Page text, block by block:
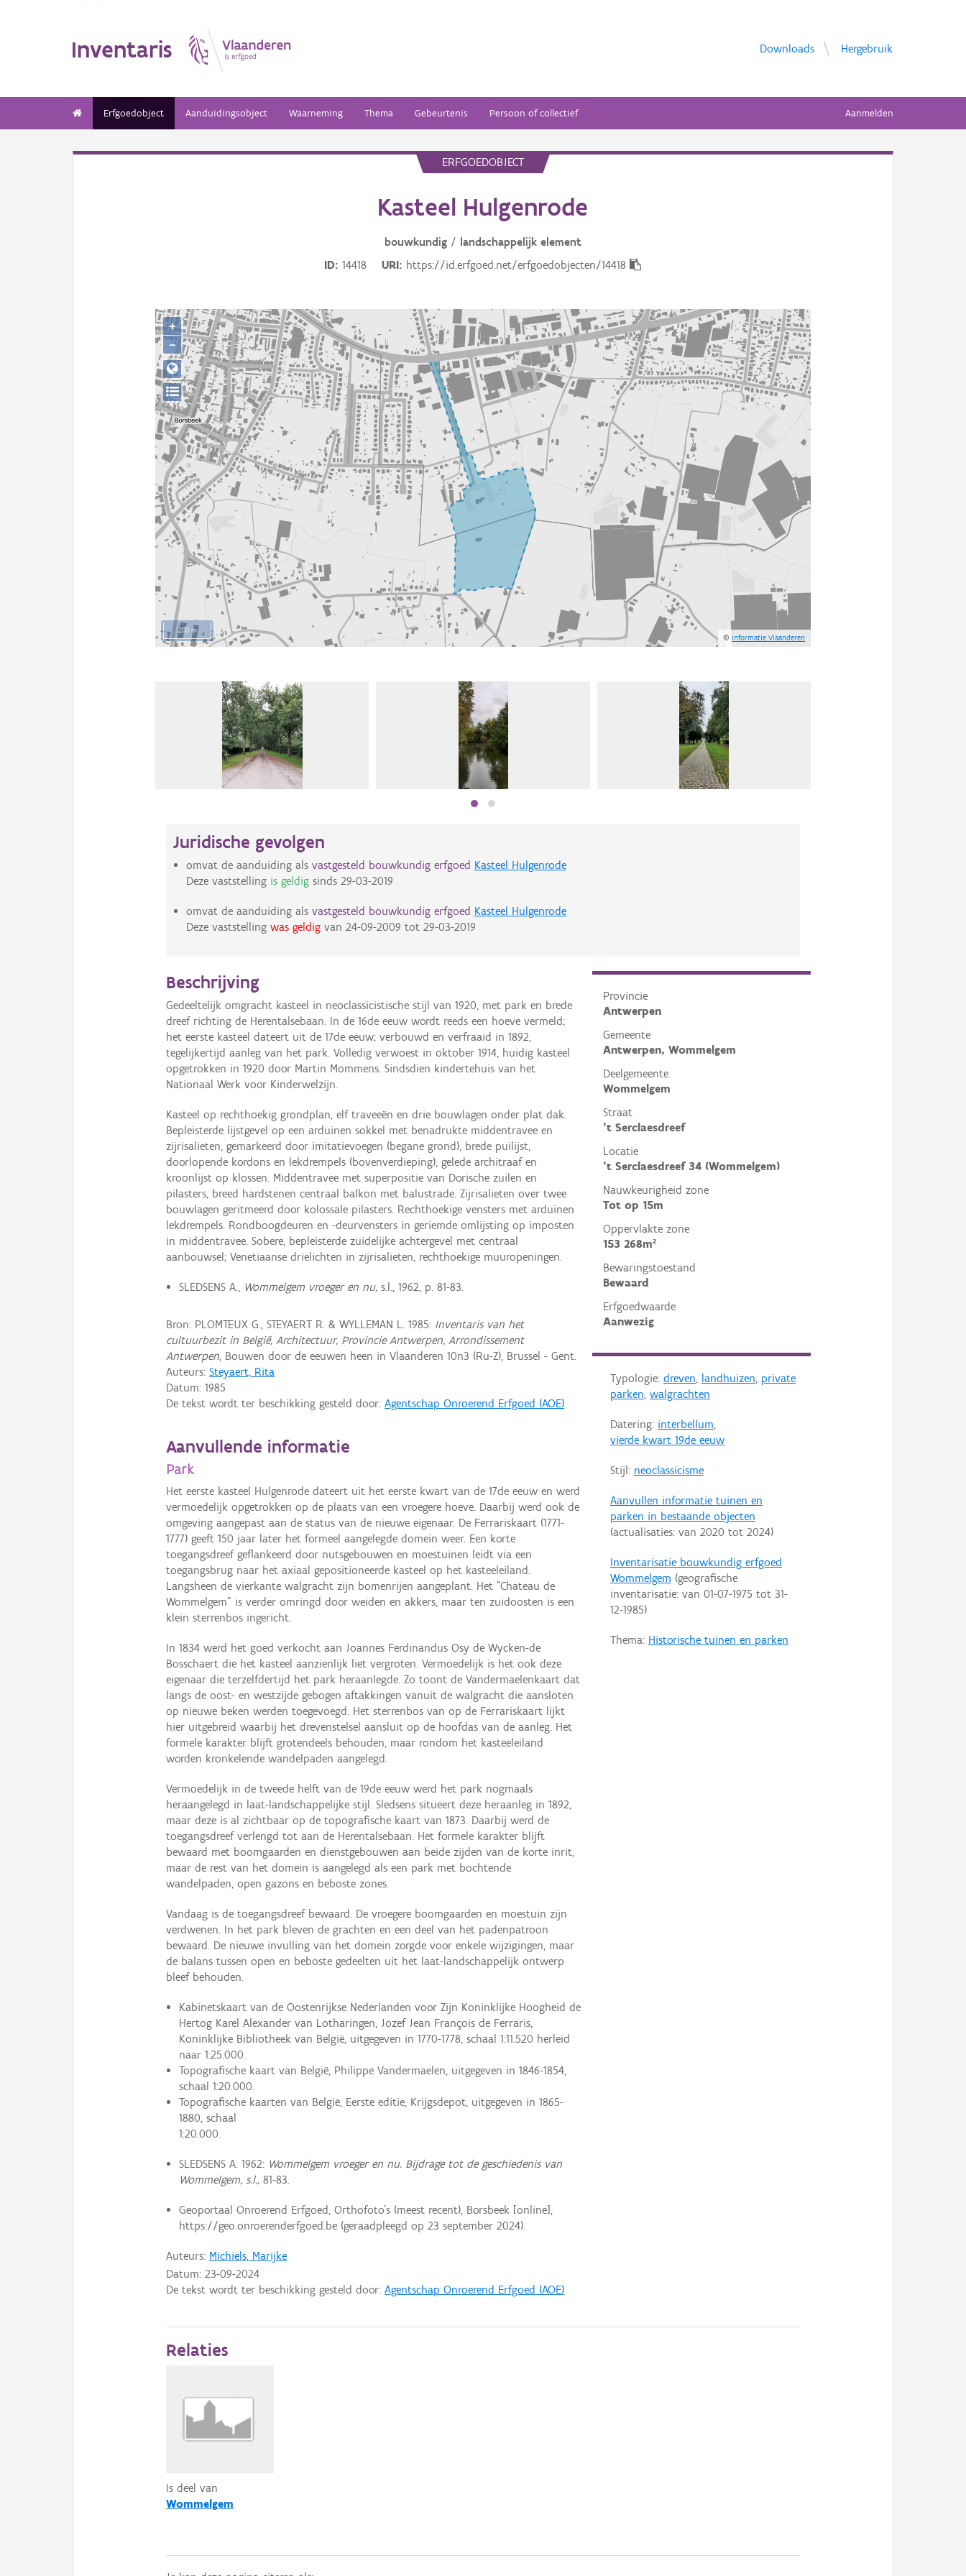
Inventaris Downloads Hergebruik
Erfgoedobject Aanduidingsobject Waarneming Thema Gebeurtenis Persoon of collectief Aanmelden
ERFGOEDOBJECT
Kasteel Hulgenrode
bouwkundig/ landschappelijk element
ID
14418 URI https://id.erfgoed.net/erfgoedobjecten/14418
200 m
©Informatie Vlaanderen
+
−
Juridische gevolgen
omvat de aanduiding als vastgesteld bouwkundig erfgoed Kasteel Hulgenrode
Deze vaststelling is geldigsinds 29-03-2019
omvat de aanduiding als vastgesteld bouwkundig erfgoed Kasteel Hulgenrode
Deze vaststelling was geldigvan 24-09-2009 tot 29-03-2019
Provincie
Antwerpen
Gemeente
Antwerpen, Wommelgem
Deelgemeente
Wommelgem
Straat
't Serclaesdreef
Locatie
't Serclaesdreef 34 (Wommelgem)
Nauwkeurigheid zone
Tot op 15m
Oppervlakte zone
153 268m²
Bewaringstoestand
Bewaard
Erfgoedwaarde
Aanwezig
Typologie: dreven, landhuizen, private
parken, walgrachten
Datering: interbellum,
vierde kwart 19de eeuw
Stijl: neoclassicisme
Aanvullen informatie tuinen en
parken in bestaande objecten
(actualisaties: van 2020 tot 2024)
Inventarisatie bouwkundig erfgoed
Wommelgem (geografische
inventarisatie: van 01-07-1975 tot 31-
12-1985)
Thema: Historische tuinen en parken
Beschrijving
Gedeeltelijk omgracht kasteel in neoclassicistische stijl van 1920, met park en brede
dreef richting de Herentalsebaan. In de 16de eeuw wordt reeds een hoeve vermeld;
het eerste kasteel dateert uit de 17de eeuw; verbouwd en verfraaid in 1892,
tegelijkertijd aanleg van het park. Volledig verwoest in oktober 1914, huidig kasteel
opgetrokken in 1920 door Martin Mommens. Sindsdien kindertehuis van het
Nationaal Werk voor Kinderwelzijn.
Kasteel op rechthoekig grondplan, elf traveeën en drie bouwlagen onder plat dak.
Bepleisterde lijstgevel op een arduinen sokkel met benadrukte middentravee en
zijrisalieten, gemarkeerd door imitatievoegen (begane grond), brede puilijst,
doorlopende kordons en lekdrempels (bovenverdieping), gelede architraaf en
kroonlijst op klossen. Middentravee met superpositie van Dorische zuilen en
pilasters, breed hardstenen centraal balkon met balustrade. Zijrisalieten over twee
bouwlagen geritmeerd door kolossale pilasters. Rechthoekige vensters met arduinen
lekdrempels. Rondboogdeuren en -deurvensters in geriemde omlijsting op imposten
in middentravee. Sobere, bepleisterde zuidelijke achtergevel met centraal
aanbouwsel; Venetiaanse drielichten in zijrisalieten, rechthoekige muuropeningen.
SLEDSENS A., Wommelgem vroeger en nu,s.l., 1962, p. 81-83.
Bron: PLOMTEUX G., STEYAERT R. & WYLLEMAN L. 1985: Inventaris van het
cultuurbezit in België, Architectuur, Provincie Antwerpen, Arrondissement
Antwerpen, Bouwen door de eeuwen heen in Vlaanderen 10n3 (Ru-Z), Brussel - Gent.
Auteurs:Steyaert, Rita
Datum:1985
De tekst wordt ter beschikking gesteld door:Agentschap Onroerend Erfgoed (AOE)
Aanvullende informatie
Park
Het eerste kasteel Hulgenrode dateert uit het eerste kwart van de 17de eeuw en werd
vermoedelijk opgetrokken op de plaats van een vroegere hoeve. Daarbij werd ook de
omgeving aangepast aan de status van de nieuwe eigenaar. De Ferrariskaart (1771-
1777) geeft 150 jaar later het formeel aangelegde domein weer. Een korte
toegangsdreef geflankeerd door nutsgebouwen en moestuinen leidt via een
toegangsbrug naar het axiaal gepositioneerde kasteel op het kasteeleiland.
Langsheen de vierkante walgracht zijn bomenrijen aangeplant. Het "Chateau de
Wommelgem" is verder omringd door weiden en akkers, maar ten zuidoosten is een
klein sterrenbos ingericht.
In 1834 werd het goed verkocht aan Joannes Ferdinandus Osy de Wycken-de
Bosschaert die het kasteel aanzienlijk liet vergroten. Vermoedelijk is het ook deze
eigenaar die terzelfdertijd het park heraanlegde. Zo toont de Vandermaelenkaart dat
langs de oost- en westzijde gebogen aftakkingen vanuit de walgracht die aansloten
op nieuwe beken werden toegevoegd. Het sterrenbos van op de Ferrariskaart lijkt
hier uitgebreid waarbij het drevenstelsel aansluit op de hoofdas van de aanleg. Het
formele karakter blijft grotendeels behouden, maar rondom het kasteeleiland
worden kronkelende wandelpaden aangelegd.
Vermoedelijk in de tweede helft van de 19de eeuw werd het park nogmaals
heraangelegd in laat-landschappelijke stijl. Sledsens situeert deze heraanleg in 1892,
maar deze is al zichtbaar op de topografische kaart van 1873. Daarbij werd de
toegangsdreef verlengd tot aan de Herentalsebaan. Het formele karakter blijft
bewaard met boomgaarden en dienstgebouwen aan beide zijden van de korte inrit,
maar de rest van het domein is aangelegd als een park met bochtende
wandelpaden, open gazons en beboste zones.
Vandaag is de toegangsdreef bewaard. De vroegere boomgaarden en moestuin zijn
verdwenen. In het park bleven de grachten en een deel van het padenpatroon
bewaard. De nieuwe invulling van het domein zorgde voor enkele wijzigingen, maar
de balans tussen open en beboste gedeelten uit het laat-landschappelijk ontwerp
bleef behouden.
Kabinetskaart van de Oostenrijkse Nederlanden voor Zijn Koninklijke Hoogheid de
Hertog Karel Alexander van Lotharingen, Jozef Jean François de Ferraris,
Koninklijke Bibliotheek van België, uitgegeven in 1770-1778, schaal 1:11.520 herleid
naar 1:25.000.
Topografische kaart van België, Philippe Vandermaelen, uitgegeven in 1846-1854,
schaal 1:20.000.
Topografische kaarten van België, Eerste editie, Krijgsdepot, uitgegeven in 1865-
1880, schaal
1:20.000.
SLEDSENS A. 1962: Wommelgem vroeger en nu. Bijdrage tot de geschiedenis van
Wommelgem, s.l., 81-83.
Geoportaal Onroerend Erfgoed, Orthofoto’s (meest recent), Borsbeek [online],
https://geo.onroerenderfgoed.be (geraadpleegd op 23 september 2024).
Auteurs: Michiels, Marijke
Datum:23-09-2024
De tekst wordt ter beschikking gesteld door:Agentschap Onroerend Erfgoed (AOE)
Relaties
Is deel van
Wommelgem